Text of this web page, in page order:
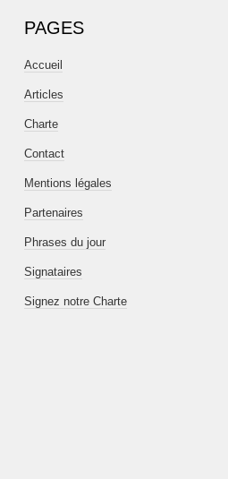
PAGES
Accueil
Articles
Charte
Contact
Mentions légales
Partenaires
Phrases du jour
Signataires
Signez notre Charte